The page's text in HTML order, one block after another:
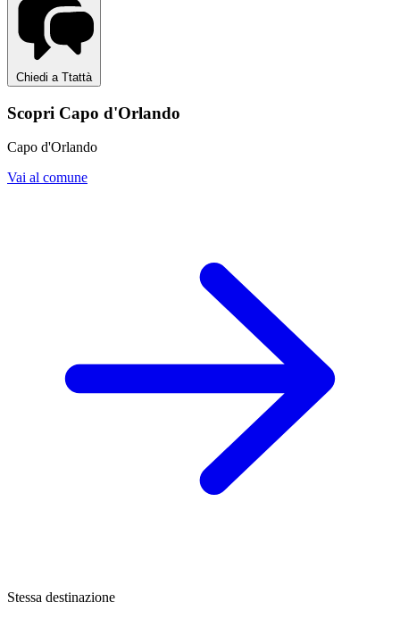
Chiedi a Ttattà
Scopri Capo d'Orlando
Capo d'Orlando
Vai al comune
Stessa destinazione